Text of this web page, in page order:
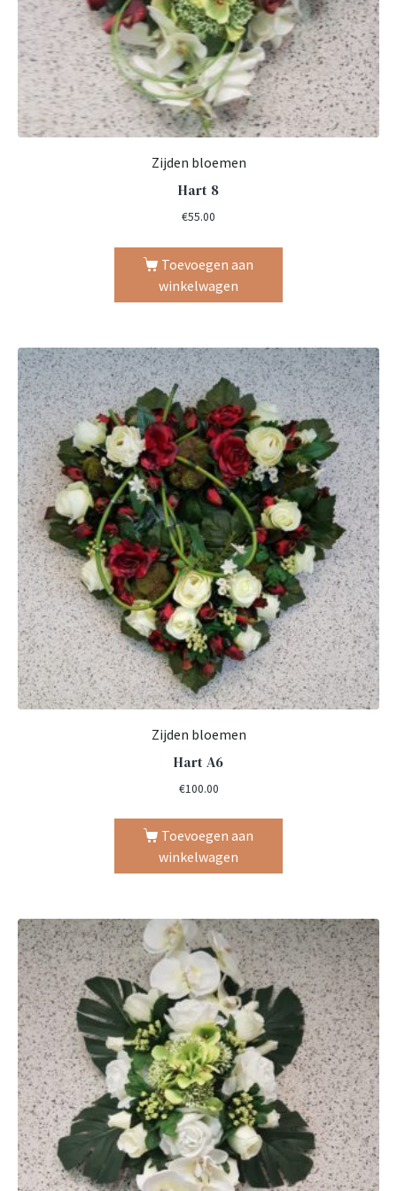
Zijden bloemen
Hart 8
€55.00
Toevoegen aan
winkelwagen
Zijden bloemen
Hart A6
€100.00
Toevoegen aan
winkelwagen